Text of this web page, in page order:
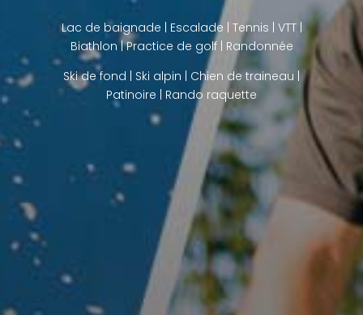
Lac de baignade | Escalade | Tennis | VTT |
Biathlon |Practice de golf| Randonnée
Ski de fond | Ski alpin | Chien de traineau |
Patinoire | Rando raquette